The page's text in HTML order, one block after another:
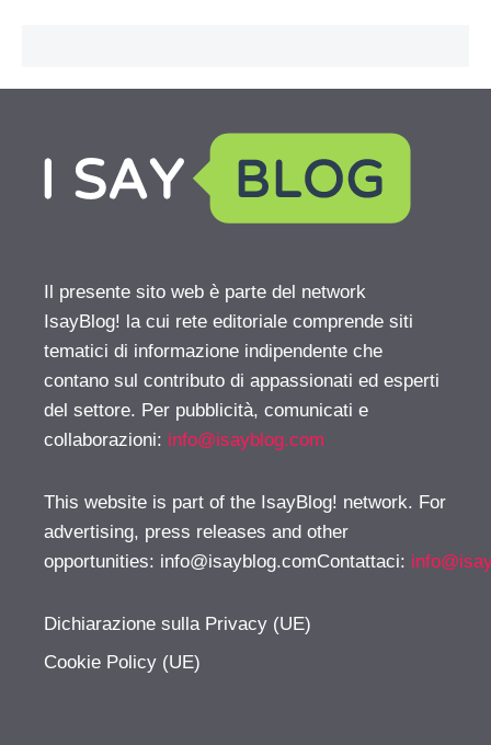
Il presente sito web è parte del network
IsayBlog! la cui rete editoriale comprende siti
tematici di informazione indipendente che
contano sul contributo di appassionati ed esperti
del settore. Per pubblicità, comunicati e
collaborazioni: info@isayblog.com
This website is part of the IsayBlog! network. For
advertising, press releases and other
opportunities: info@isayblog.comContattaci:
Dichiarazione sulla Privacy (UE)
Cookie Policy (UE)